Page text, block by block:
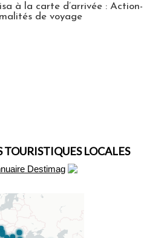
à la carte d’arrivée : Action-
de voyage
TOURISTIQUES LOCALES